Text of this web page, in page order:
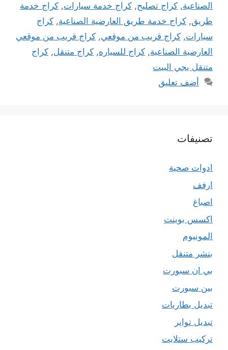
الصناعية, كراج تصليح, كراج خدمة سيارات, كراج خدمة
طريق, كراج خدمة طريق العارضية الصناعية, كراج
سيارات, كراج قريب من موقعي, كراج قريب من موقعي
العارضية الصناعية, كراج للسياره, كراج متنقل, كراج
متنقل يجي البيت
أضف تعليق
تصنيفات
ادوات صحية
ارفف
اصباغ
اكسس بوينت
المونيوم
بنشر متنقل
بي ان سبورت
بين سبورت
تبديل بطاريات
تبديل تواير
تركيب ستلايت